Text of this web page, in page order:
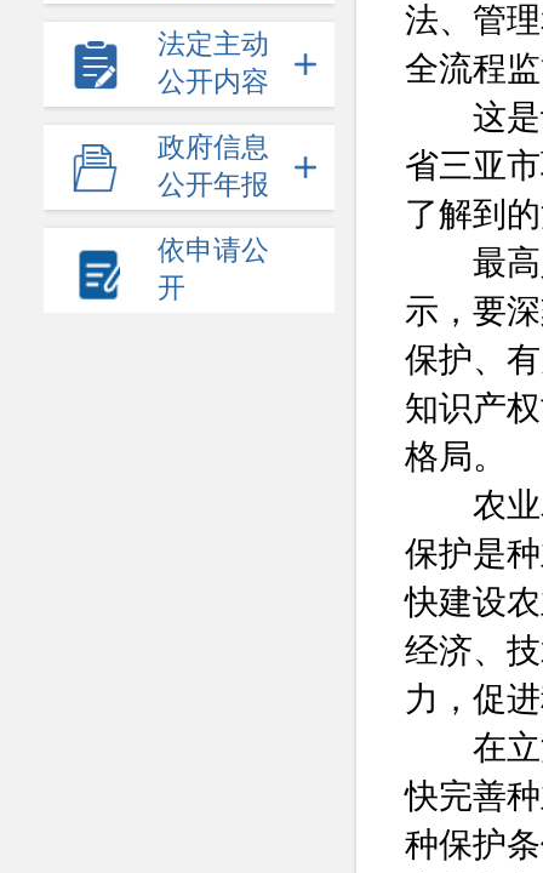
法定主动
公开内容
政府信息
公开年报
依申请公
开
法、管
全流程
这是记
省三亚
了解到
最高人
示，要
保护、
知识产
格局。
农业农
保护是
快建设
经济、
力，促
在立法
快完善
种保护